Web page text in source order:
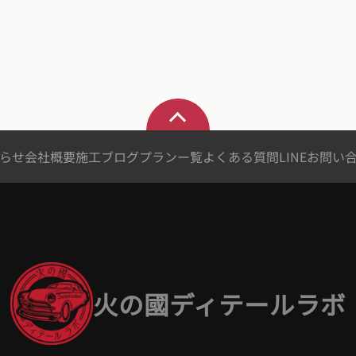
せ会社概要施工ブログプランー覧よくある質問LINEお問い
火の國ディテールラボ